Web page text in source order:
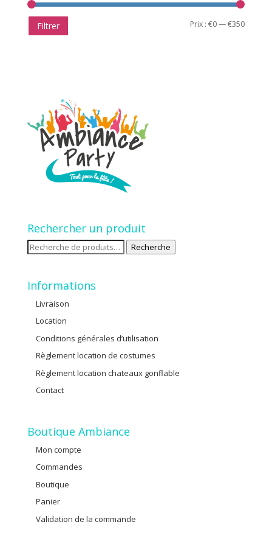
Prix
Prix
Filtrer Prix :€0—€350
Rechercher un produit
Recherche
Recherche
Informations
Livraison
Location
Conditions générales d’utilisation
Règlement location de costumes
Règlement location chateaux gonflable
Contact
Boutique Ambiance
Mon compte
Commandes
Boutique
Panier
Validation de la commande